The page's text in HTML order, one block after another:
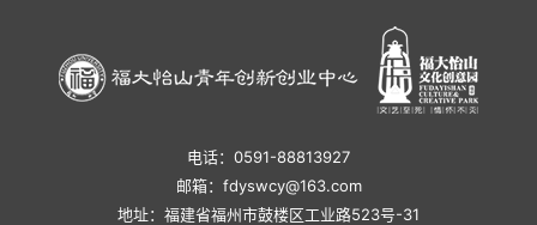
电话：0591-88813927
邮箱：fdyswcy@163.com
地址：福建省福州市鼓楼区工业路523号-31